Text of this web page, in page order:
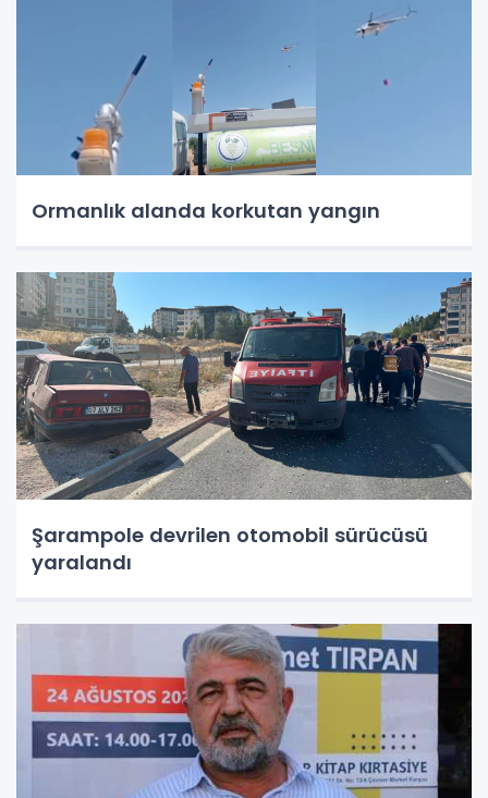
Ormanlık alanda korkutan yangın
Şarampole devrilen otomobil sürücüsü
yaralandı